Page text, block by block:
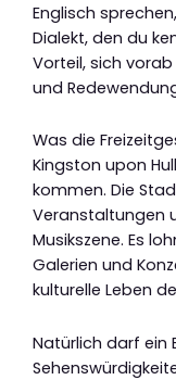
Englisch
Dialekt, den du
Vorteil, sich
und
Was die
Kingston upon
kommen. Die
Veranstaltungen
Musikszene. Es
Galerien und
kulturelle Leben
Natürlich darf ein